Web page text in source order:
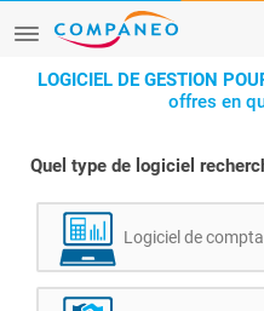
LOGICIEL DE GESTION
offres en
Quel type de logiciel
Logiciel de